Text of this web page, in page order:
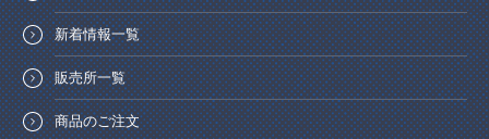
新着情報一覧
販売所一覧
商品のご注文